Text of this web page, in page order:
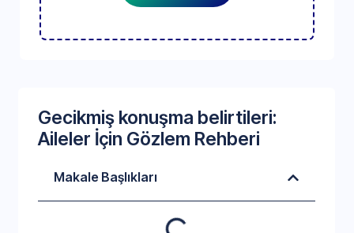
Gecikmiş konuşma belirtileri:
Aileler İçin Gözlem Rehberi
Makale Başlıkları